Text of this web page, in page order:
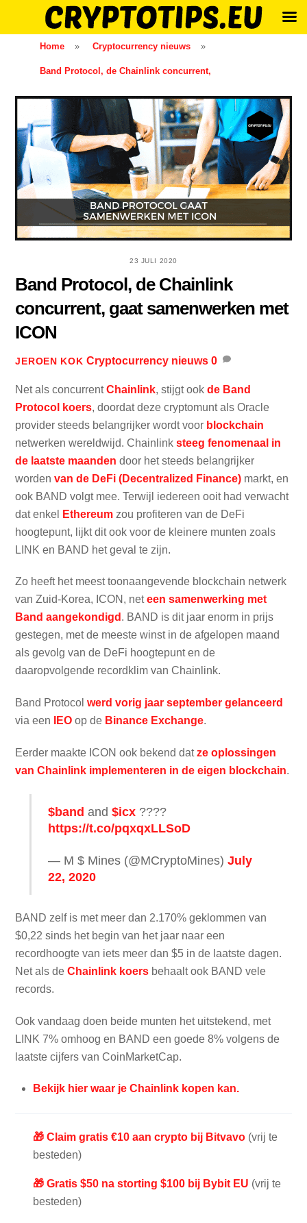
Home » Cryptocurrency nieuws »
Band Protocol, de Chainlink concurrent,
23 JULI 2020
Band Protocol, de Chainlink
concurrent, gaat samenwerken met
ICON
JEROEN KOK Cryptocurrency nieuws 0
Net als concurrentChainlink, stijgt ookde Band
Protocol koers, doordat deze cryptomunt als Oracle
provider steeds belangrijker wordt voor blockchain
netwerken wereldwijd. Chainlinksteeg fenomenaal in
de laatste maanden door het steeds belangrijker
wordenvan de DeFi (Decentralized Finance) markt, en
ook BAND volgt mee. Terwijl iedereen ooit had verwacht
dat enkel
Ethereum zou profiteren van de DeFi
hoogtepunt, lijkt dit ook voor de kleinere munten zoals
LINK en BAND het geval te zijn.
Zo heeft het meest toonaangevende blockchain netwerk
van Zuid-Korea, ICON, neteen samenwerking met
Band aangekondigd . BAND is dit jaar enorm in prijs
gestegen, met de meeste winst in de afgelopen maand
als gevolg van de DeFi hoogtepunt en de
daaropvolgende recordklim van Chainlink.
Band Protocolwerd vorig jaar september gelanceerd
via een
IEO op de Binance Exchange.
Eerder maakte ICON ook bekend datze oplossingen
van Chainlink implementeren in de eigen blockchain.
$band and$icx ????
https://t.co/pqxqxLLSoD
— M $ Mines (@MCryptoMines)July
22, 2020
BAND zelf is met meer dan 2.170% geklommen van
$0,22 sinds het begin van het jaar naar een
recordhoogte van iets meer dan $5 in de laatste dagen.
Net als deChainlink koers behaalt ook BAND vele
records.
Ook vandaag doen beide munten het uitstekend, met
LINK 7% omhoog en BAND een goede 8% volgens de
laatste cijfers van CoinMarketCap.
Bekijk hier waar je Chainlink kopen kan.
🎁 Claim gratis €10 aan crypto bij Bitvavo (vrij te
besteden)
🎁 Gratis $50 na storting $100 bij Bybit EU (vrij te
besteden)